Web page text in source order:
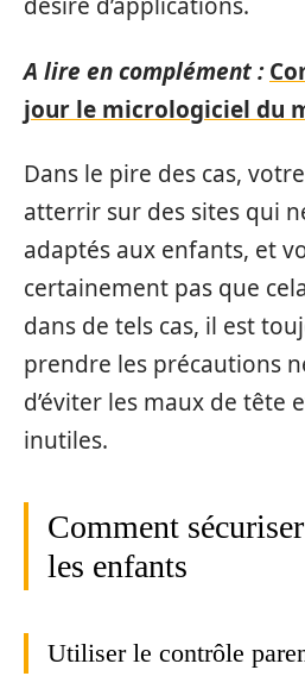
A lire en complément :
jour le micrologiciel du
Dans le pire des cas,
atterrir sur des sites qui
adaptés aux enfants, et
certainement pas que
dans de tels cas, il est
prendre les précautions
d’éviter les maux de tête
inutiles.
Comment
les enfants
Utiliser le contrôle